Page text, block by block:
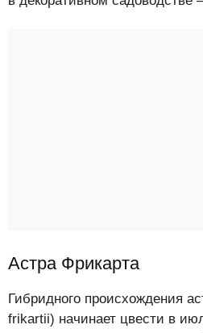
Астра Фрикарта
Гибридного происхождения
frikartii) начинает цвести в